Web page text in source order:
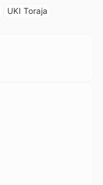
UKI Toraja